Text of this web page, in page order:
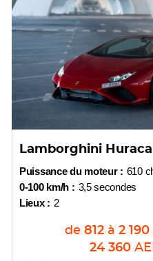
Lamborghini
Puissance du moteur : 610
0-100 km/h : 3,5 secondes
Lieux : 2
de 812 à 2 190
24 360